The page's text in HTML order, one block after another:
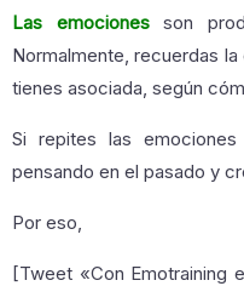
Las emocionesson
Normalmente, recuerdas
tienes asociada, según
Si repites las emociones
pensando en el pasado y
Por eso,
[Tweet «Con Emotraining